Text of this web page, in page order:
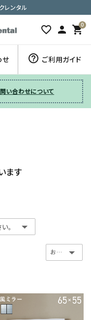
レンタル
favorite_border person 0
shopping_cart
せ help_outline ご利用ガイド
い合わせについて
ます